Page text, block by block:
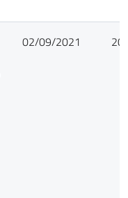
02/09/2021